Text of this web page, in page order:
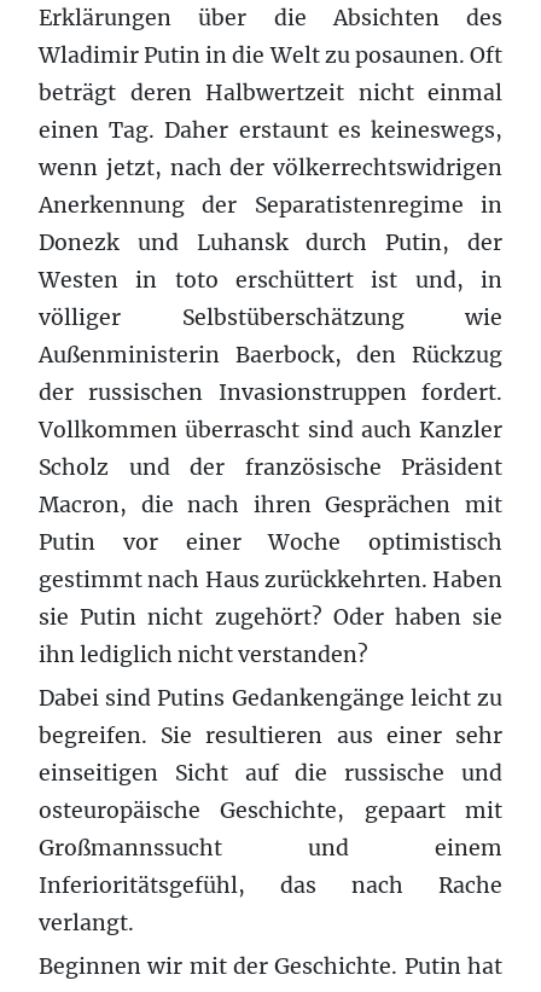
Erklärungen über die Absichten des
Wladimir Putin in die Welt zu posaunen. Oft
beträgt deren Halbwertzeit nicht einmal
einen Tag. Daher erstaunt es keineswegs,
wenn jetzt, nach der völkerrechtswidrigen
Anerkennung der Separatistenregime in
Donezk und Luhansk durch Putin, der
Westen in toto erschüttert ist und, in
völliger Selbstüberschätzung wie
Außenministerin Baerbock, den Rückzug
der russischen Invasionstruppen fordert.
Vollkommen überrascht sind auch Kanzler
Scholz und der französische Präsident
Macron, die nach ihren Gesprächen mit
Putin vor einer Woche optimistisch
gestimmt nach Haus zurückkehrten. Haben
sie Putin nicht zugehört? Oder haben sie
ihn lediglich nicht verstanden?
Dabei sind Putins Gedankengänge leicht zu
begreifen. Sie resultieren aus einer sehr
einseitigen Sicht auf die russische und
osteuropäische Geschichte, gepaart mit
Großmannssucht und einem
Inferioritätsgefühl, das nach Rache
verlangt.
Beginnen wir mit der Geschichte. Putin hat